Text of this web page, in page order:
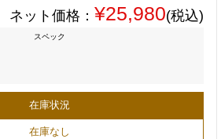
ネット価格： ¥25,980(税込)
スペック
在庫状況
在庫なし